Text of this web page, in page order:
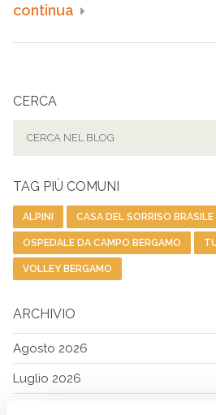
continua
CERCA
TAG PIÙ COMUNI
ALPINI CASA DEL SORRISO BRASILE
OSPEDALE DA CAMPO BERGAMO
VOLLEY BERGAMO
ARCHIVIO
Agosto 2026
Luglio 2026